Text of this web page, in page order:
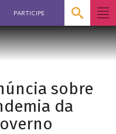
PARTICIPE
sobre
da